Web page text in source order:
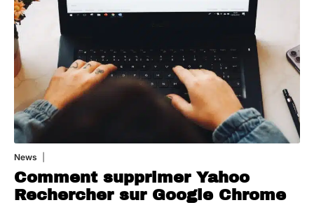
News
Comment supprimer Yahoo
Rechercher sur Google Chrome